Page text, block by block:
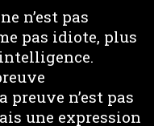
n’est pas
pas idiote, plus
preuve n’est pas
une expression